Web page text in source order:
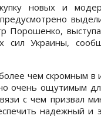
новых и
Порошенко,
сил Украины,
чем скромным
очень ощутимым
с чем призвал
надежный и